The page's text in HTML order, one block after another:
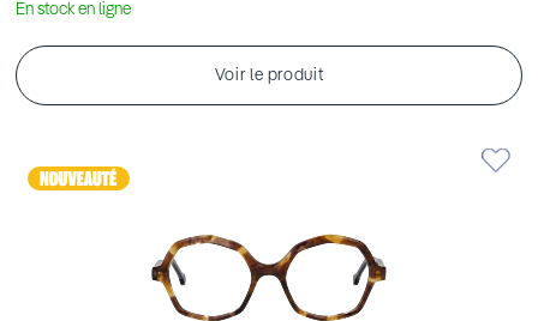
En stock en ligne
Voir le produit